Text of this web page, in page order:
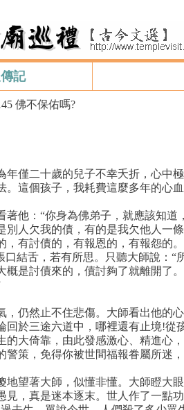
記
佛不保佑嗎?
僅二十歲的兒子不幸夭折，心中極
。這個孩子，我耗費這麼多年的心
他：“你身為佛弟子，就應該知道
別人欠我的債，有的是我欠他人一
，有討債的，有報恩的，有報怨的
口結舌，若有所思。只聽大師說：
概是討債來的，債討夠了就離開了
仍然止不住悲傷。大師看出他的心
回於三途六道中，哪裡還有止境!
的大倚靠，由此發感激心、精進心
警策，免得你被世間福報眷屬所迷
望著大師，似懂非懂。大師瞪大眼
見，真是迷本逐末。世人作了一點